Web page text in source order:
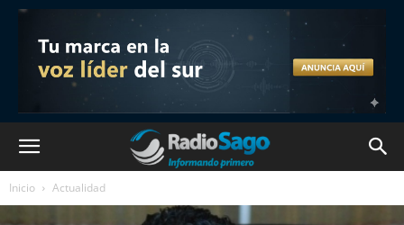
Inicio Actualidad